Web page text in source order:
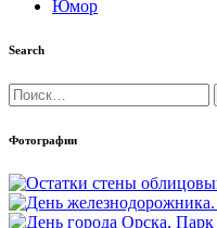
Юмор
Search
Найти:
Фотографии